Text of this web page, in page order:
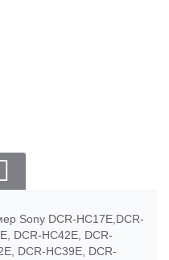
Sony DCR-HC17E,DCR-
DCR-HC42E, DCR-
DCR-HC39E, DCR-